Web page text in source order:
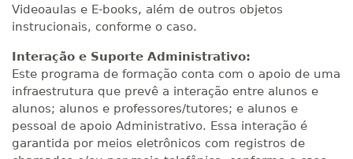
Videoaulas e E-books, além de outros objetos
instrucionais, conforme o caso.
Interação e Suporte Administrativo:
Este programa de formação conta com o apoio de uma
infraestrutura que prevê a interação entre alunos e
alunos; alunos e professores/tutores; e alunos e
pessoal de apoio Administrativo. Essa interação é
garantida por meios eletrônicos com registros de